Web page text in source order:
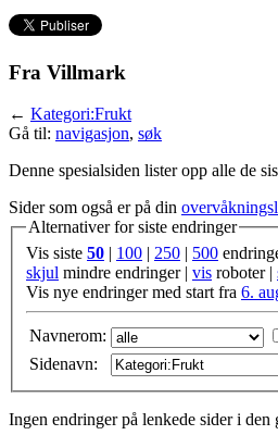
Fra Villmark
← Kategori:Frukt
Gå til: navigasjon, søk
Denne spesialsiden lister opp alle de
Sider som også er på din
Alternativer for siste endringer
Vis siste 50 | 100 | 250 | 500
skjul mindre endringer | vis roboter |
Vis nye endringer med start fra 6.
Navnerom:
Sidenavn:
Ingen endringer på lenkede sider i den